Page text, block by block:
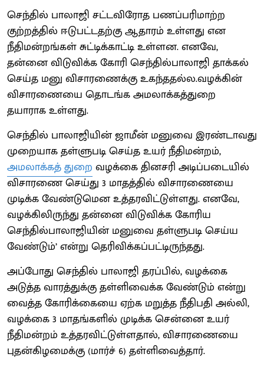
செந்தில் பாலாஜி சட்டவிரோத பணப்பரிமாற்ற
குற்றத்தில் ஈடுபட்டதற்கு ஆதாரம் உள்ளது என
நீதிமன்றங்கள் சுட்டிக்காட்டி உள்ளன. எனவே,
தன்னை விடுவிக்க கோரி செந்தில்பாலாஜி தாக்கல்
செய்த மனு விசாரணைக்கு உகந்ததல்ல.வழக்கின்
விசாரணையை தொடங்க அமலாக்கத்துறை
தயாராக உள்ளது.
செந்தில் பாலாஜியின் ஜாமீன் மனுவை இரண்டாவது
முறையாக தள்ளுபடி செய்த உயர் நீதிமன்றம்,
அமலாக்கத் துறை வழக்கை தினசரி அடிப்படையில்
விசாரணை செய்து 3 மாதத்தில் விசாரணையை
முடிக்க வேண்டுமென உத்தரவிட்டுள்ளது. எனவே,
வழக்கிலிருந்து தன்னை விடுவிக்க கோரிய
செந்தில்பாலாஜியின் மனுவை தள்ளுபடி செய்ய
வேண்டும்’ என்று தெரிவிக்கப்பட்டிருந்தது.
அப்போது செந்தில் பாலாஜி தரப்பில், வழக்கை
அடுத்த வாரத்துக்கு தள்ளிவைக்க வேண்டும் என்று
வைத்த கோரிக்கையை ஏற்க மறுத்த நீதிபதி அல்லி,
வழக்கை 3 மாதங்களில் முடிக்க சென்னை உயர்
நீதிமன்றம் உத்தரவிட்டுள்ளதால், விசாரணையை
புதன்கிழமைக்கு (மார்ச் 6) தள்ளிவைத்தார்.